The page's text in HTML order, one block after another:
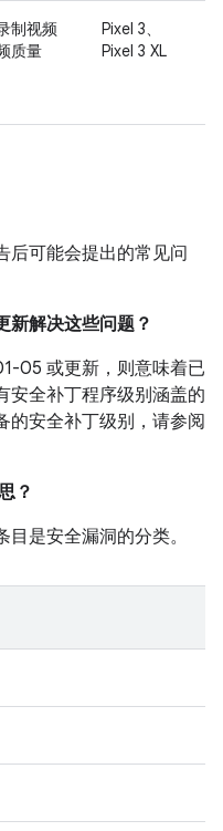
制视频
质量
Pixel 3、
Pixel 3 XL
后可能会提出的常见问
新解决这些问题？
05 或更新，则意味着已
全补丁程序级别涵盖的
的安全补丁级别，请参阅
？
是安全漏洞的分类。